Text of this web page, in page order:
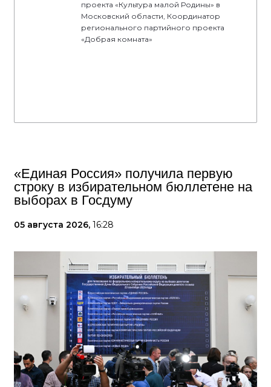
проекта «Культура малой Родины» в
Московский области, Координатор
регионального партийного проекта
«Добрая комната»
«Единая Россия» получила первую
строку в избирательном бюллетене на
выборах в Госдуму
05 августа 2026, 16:28